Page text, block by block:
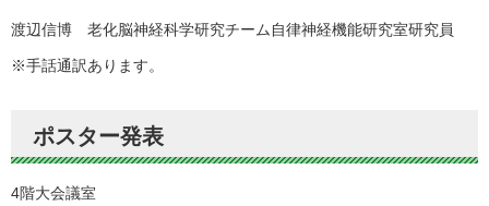
渡辺信博 老化脳神経科学研究チーム自律神経機能研究室研究員
※手話通訳あります。
ポスター発表
4階大会議室